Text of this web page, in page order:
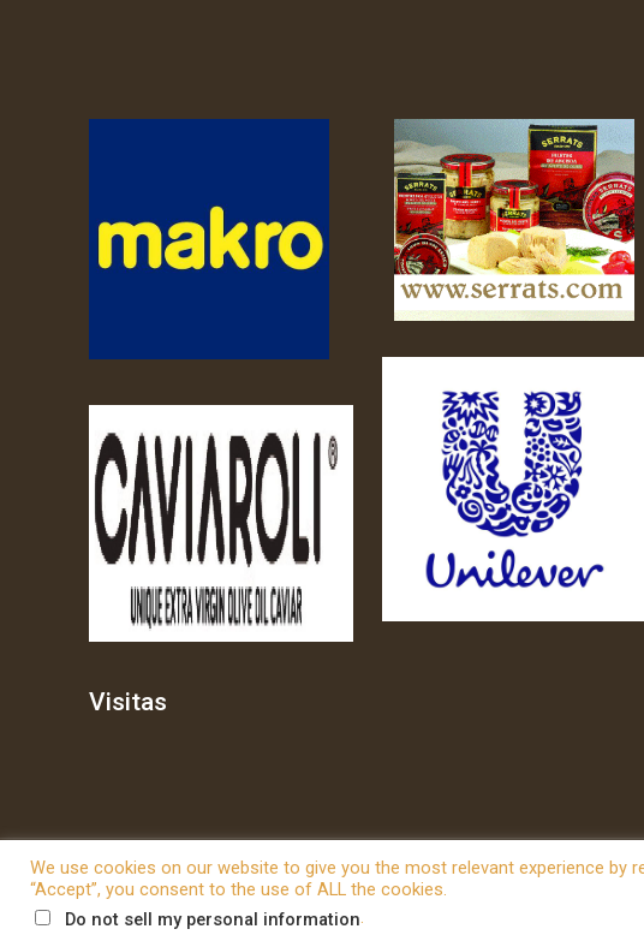
Visitas
© 2026 Betheme byMuffin group | All Rights Reserved | Powered by
We use cookies on our website to give you the most relevant experience by
“Accept”, you consent to the use of ALL the cookies.
Do not sell my personal information.